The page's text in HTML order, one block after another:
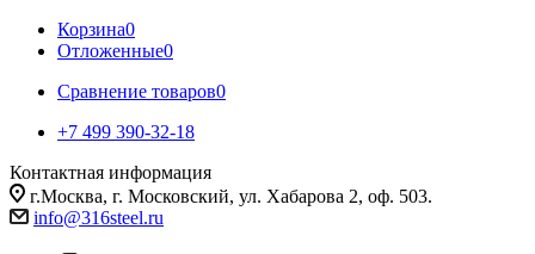
Корзина0
Отложенные0
Сравнение товаров0
+7 499 390-32-18
Контактная информация
г.Москва, г. Московский, ул. Хабарова 2, оф. 503.
info@316steel.ru